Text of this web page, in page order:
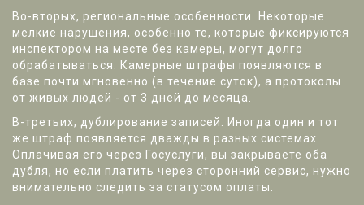
Во-вторых, региональные особенности. Некоторые
мелкие нарушения, особенно те, которые фиксируются
инспектором на месте без камеры, могут долго
обрабатываться. Камерные штрафы появляются в
базе почти мгновенно (в течение суток), а протоколы
от живых людей - от 3 дней до месяца.
В-третьих, дублирование записей. Иногда один и тот
же штраф появляется дважды в разных системах.
Оплачивая его через Госуслуги, вы закрываете оба
дубля, но если платить через сторонний сервис, нужно
внимательно следить за статусом оплаты.